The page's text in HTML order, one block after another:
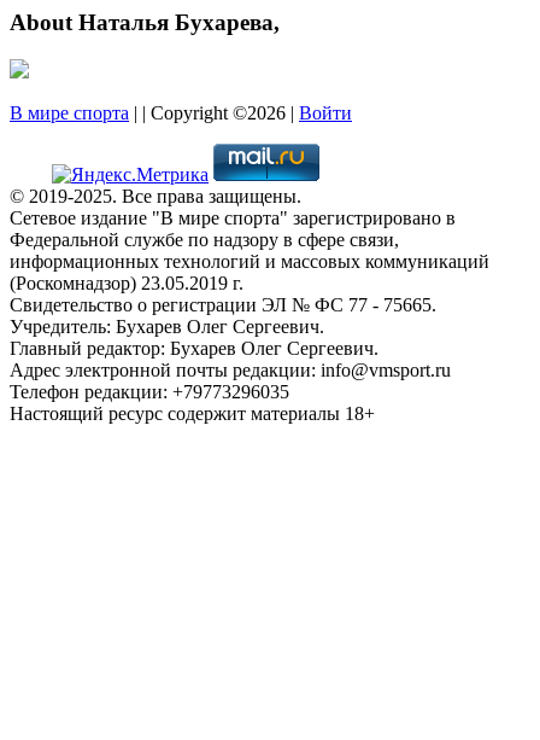
About Наталья Бухарева,
В мире спорта | | Copyright ©2026 | Войти
© 2019-2025. Все права защищены.
Сетевое издание "В мире спорта" зарегистрировано в
Федеральной службе по надзору в сфере связи,
информационных технологий и массовых коммуникаций
(Роскомнадзор) 23.05.2019 г.
Свидетельство о регистрации ЭЛ № ФС 77 - 75665.
Учредитель: Бухарев Олег Сергеевич.
Главный редактор: Бухарев Олег Сергеевич.
Адрес электронной почты редакции: info@vmsport.ru
Телефон редакции: +79773296035
Настоящий ресурс содержит материалы 18+